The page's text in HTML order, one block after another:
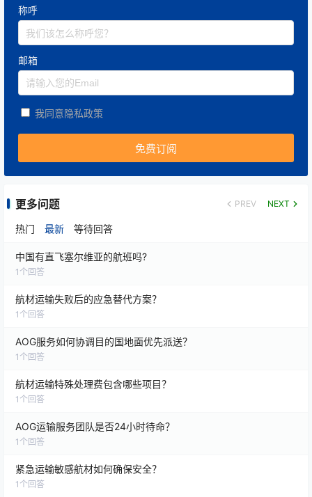
称呼
邮箱
我同意隐私政策
更多问题 PREV NEXT
热门 最新 等待回答
中国有直飞塞尔维亚的航班吗?
1 个回答
航材运输失败后的应急替代方案？
1 个回答
AOG服务如何协调目的国地面优先派送？
1 个回答
航材运输特殊处理费包含哪些项目？
1 个回答
AOG运输服务团队是否24小时待命？
1 个回答
紧急运输敏感航材如何确保安全？
1 个回答